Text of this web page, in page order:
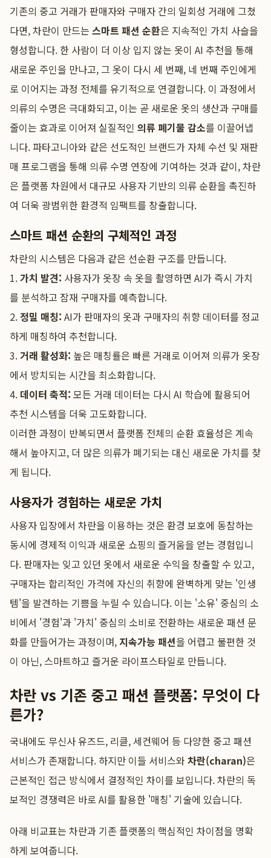
기존의 중고 거래가 판매자와 구매자 간의 일회성 거래에 그쳤
다면, 차란이 만드는 스마트 패션 순환은 지속적인 가치 사슬을
형성합니다. 한 사람이 더 이상 입지 않는 옷이 AI 추천을 통해
새로운 주인을 만나고, 그 옷이 다시 세 번째, 네 번째 주인에게
로 이어지는 과정 전체를 유기적으로 연결합니다. 이 과정에서
의류의 수명은 극대화되고, 이는 곧 새로운 옷의 생산과 구매를
줄이는 효과로 이어져 실질적인 의류 폐기물 감소를 이끌어냅
니다. 파타고니아와 같은 선도적인 브랜드가 자체 수선 및 재판
매 프로그램을 통해 의류 수명 연장에 기여하는 것과 같이, 차란
은 플랫폼 차원에서 대규모 사용자 기반의 의류 순환을 촉진하
여 더욱 광범위한 환경적 임팩트를 창출합니다.
스마트 패션 순환의 구체적인 과정
차란의 시스템은 다음과 같은 선순환 구조를 만듭니다.
1.가치 발견: 사용자가 옷장 속 옷을 촬영하면 AI가 즉시 가치
를 분석하고 잠재 구매자를 예측합니다.
2.정밀 매칭: AI가 판매자의 옷과 구매자의 취향 데이터를 정교
하게 매칭하여 추천합니다.
3.거래 활성화: 높은 매칭률은 빠른 거래로 이어져 의류가 옷장
에서 방치되는 시간을 최소화합니다.
4. 데이터 축적: 모든 거래 데이터는 다시 AI 학습에 활용되어
추천 시스템을 더욱 고도화합니다.
이러한 과정이 반복되면서 플랫폼 전체의 순환 효율성은 계속
해서 높아지고, 더 많은 의류가 폐기되는 대신 새로운 가치를 찾
게 됩니다.
사용자가 경험하는 새로운 가치
사용자 입장에서 차란을 이용하는 것은 환경 보호에 동참하는
동시에 경제적 이익과 새로운 쇼핑의 즐거움을 얻는 경험입니
다. 판매자는 잊고 있던 옷에서 새로운 수익을 창출할 수 있고,
구매자는 합리적인 가격에 자신의 취향에 완벽하게 맞는 '인생
템'을 발견하는 기쁨을 누릴 수 있습니다. 이는 '소유' 중심의 소
비에서 '경험'과 '가치' 중심의 소비로 전환하는 새로운 패션 문
화를 만들어가는 과정이며, 지속가능 패션을 어렵고 불편한 것
이 아닌, 스마트하고 즐거운 라이프스타일로 만듭니다.
차란 vs 기존 중고 패션 플랫폼: 무엇이 다
른가?
국내에도 무신사 유즈드, 리클, 세컨웨어 등 다양한 중고 패션
서비스가 존재합니다. 하지만 이들 서비스와 차란(charan)은
근본적인 접근 방식에서 결정적인 차이를 보입니다. 차란의 독
보적인 경쟁력은 바로 AI를 활용한 '매칭' 기술에 있습니다.
아래 비교표는 차란과 기존 플랫폼의 핵심적인 차이점을 명확
하게 보여줍니다.